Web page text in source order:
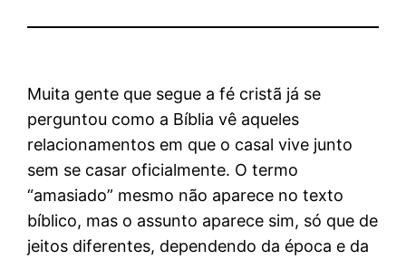
Muita gente que segue a fé cristã já se
perguntou como a Bíblia vê aqueles
relacionamentos em que o casal vive junto
sem se casar oficialmente. O termo
“amasiado” mesmo não aparece no texto
bíblico, mas o assunto aparece sim, só que de
jeitos diferentes, dependendo da época e da